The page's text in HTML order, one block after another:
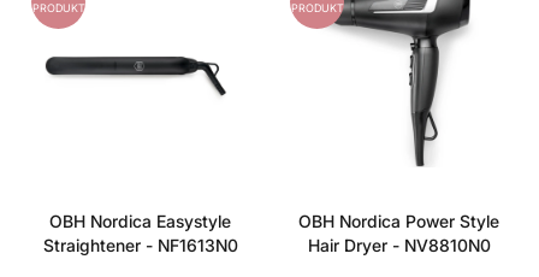
PRODUKT
OBH Nordica Easystyle
Straightener - NF1613N0
PRODUKT
OBH Nordica Power Style
Hair Dryer - NV8810N0